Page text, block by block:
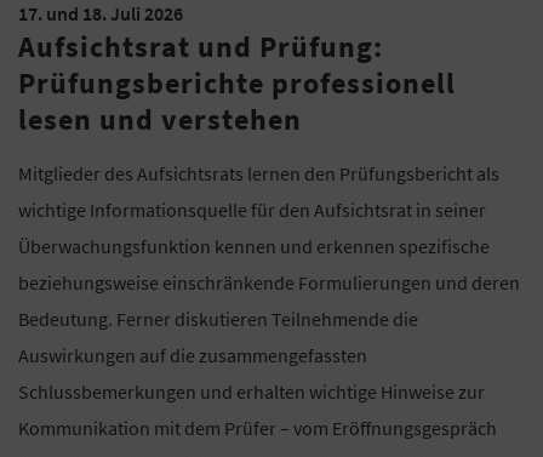
17. und 18. Juli 2026
Aufsichtsrat und Prüfung:
Prüfungsberichte professionell
lesen und verstehen
Mitglieder des Aufsichtsrats lernen den Prüfungsbericht als
wichtige Informationsquelle für den Aufsichtsrat in seiner
Überwachungsfunktion kennen und erkennen spezifische
beziehungsweise einschränkende Formulierungen und deren
Bedeutung. Ferner diskutieren Teilnehmende die
Auswirkungen auf die zusammengefassten
Schlussbemerkungen und erhalten wichtige Hinweise zur
Kommunikation mit dem Prüfer – vom Eröffnungsgespräch